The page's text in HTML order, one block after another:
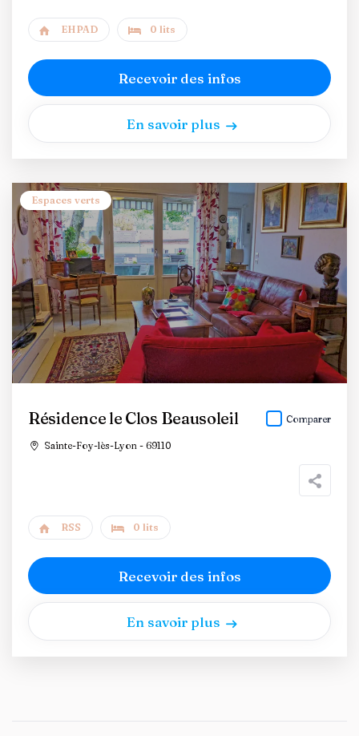
EHPAD 0 lits
Recevoir des infos
En savoir plus
Espaces verts
Résidence le Clos Beausoleil
Sainte-Foy-lès-Lyon - 69110
Comparer
RSS 0 lits
Recevoir des infos
En savoir plus